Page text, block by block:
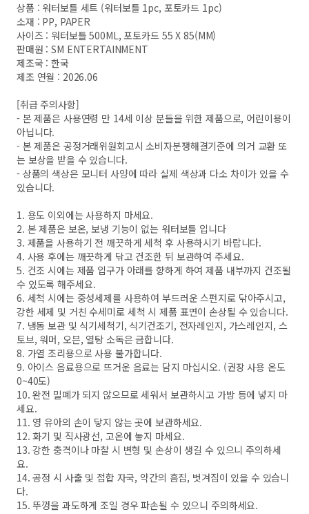
상품 : 워터보틀 세트 (워터보틀 1pc, 포토카드 1pc)
소재 : PP, PAPER
사이즈 : 워터보틀 500ML, 포토카드 55 X 85(MM)
판매원 : SM ENTERTAINMENT
제조국 : 한국
제조 연월 : 2026.06
[취급 주의사항]
- 본 제품은 사용연령 만 14세 이상 분들을 위한 제품으로, 어린이용이
아닙니다.
- 본 제품은 공정거래위원회고시 소비자분쟁해결기준에 의거 교환 또
는 보상을 받을 수 있습니다.
- 상품의 색상은 모니터 사양에 따라 실제 색상과 다소 차이가 있을 수
있습니다.
1. 용도 이외에는 사용하지 마세요.
2. 본 제품은 보온, 보냉 기능이 없는 워터보틀 입니다
3. 제품을 사용하기 전 깨끗하게 세척 후 사용하시기 바랍니다.
4. 사용 후에는 깨끗하게 닦고 건조한 뒤 보관하여 주세요.
5. 건조 시에는 제품 입구가 아래를 향하게 하여 제품 내부까지 건조될
수 있도록 해주세요.
6. 세척 시에는 중성세제를 사용하여 부드러운 스펀지로 닦아주시고,
강한 세제 및 거친 수세미로 세척 시 제품 표면이 손상될 수 있습니다.
7. 냉동 보관 및 식기세척기, 식기건조기, 전자레인지, 가스레인지, 스
토브, 워머, 오븐, 열탕 소독은 금합니다.
8. 가열 조리용으로 사용 불가합니다.
9. 아이스 음료용으로 뜨거운 음료는 담지 마십시오. (권장 사용 온도
0~40도)
10. 완전 밀폐가 되지 않으므로 세워서 보관하시고 가방 등에 넣지 마
세요.
11. 영 유아의 손이 닿지 않는 곳에 보관하세요.
12. 화기 및 직사광선, 고온에 놓지 마세요.
13. 강한 충격이나 마찰 시 변형 및 손상이 생길 수 있으니 주의하세
요.
14. 공정 시 사출 및 접합 자국, 약간의 흠집, 벗겨짐이 있을 수 있습니
다.
15. 뚜껑을 과도하게 조일 경우 파손될 수 있으니 주의하세요.